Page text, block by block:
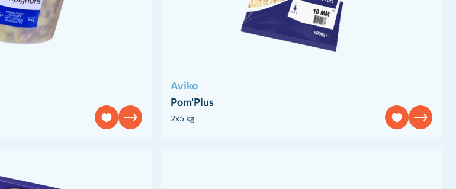
Aviko
Pom'Plus
2x5 kg